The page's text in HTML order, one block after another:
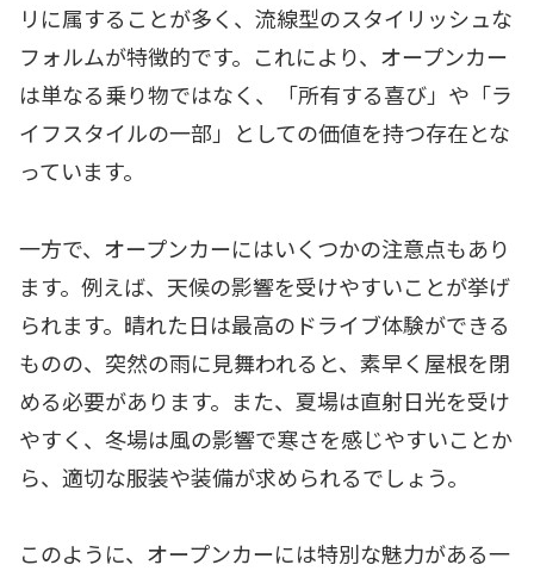
リに属することが多く、流線型のスタイリッシュな
フォルムが特徴的です。これにより、オープンカー
は単なる乗り物ではなく、「所有する喜び」や「ラ
イフスタイルの一部」としての価値を持つ存在とな
っています。
一方で、オープンカーにはいくつかの注意点もあり
ます。例えば、天候の影響を受けやすいことが挙げ
られます。晴れた日は最高のドライブ体験ができる
ものの、突然の雨に見舞われると、素早く屋根を閉
める必要があります。また、夏場は直射日光を受け
やすく、冬場は風の影響で寒さを感じやすいことか
ら、適切な服装や装備が求められるでしょう。
このように、オープンカーには特別な魅力がある一